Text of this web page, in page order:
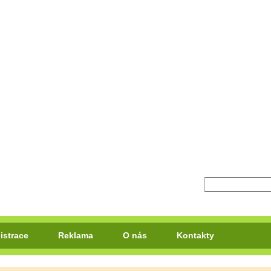
Reklama O nás Kontakty